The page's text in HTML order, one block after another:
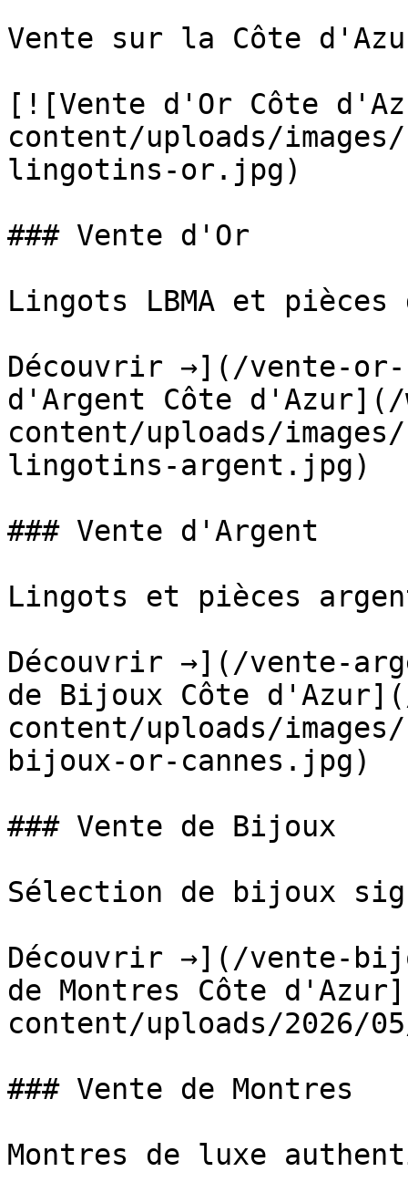
Vente sur la Côte
[![Vente d'Or Côte
content/uploads/
lingotins-or.jpg)
### Vente d'Or
Lingots LBMA et
Découvrir →](/vente-
d'Argent Côte d'Azur](/
content/uploads/
lingotins-argent.jpg)
### Vente d'Argent
Lingots et pièces
Découvrir →](/vente-
de Bijoux Côte
content/uploads/
bijoux-or-cannes.jpg)
### Vente de Bijoux
Sélection de bijoux
Découvrir →](/vente-
de Montres Côte
content/uploads/2026/
### Vente de Montres
Montres de luxe